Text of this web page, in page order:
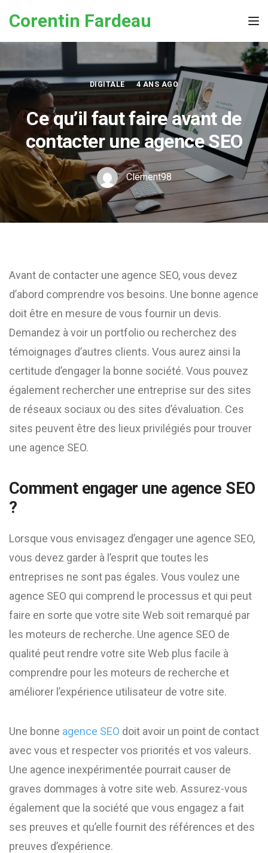
Corentin Fardeau
DIGITALE 4 ANS AGO
Ce qu’il faut faire avant de
contacter une agence SEO
Clement98
Avant de contacter une agence SEO, vous devez
d’abord comprendre vos besoins. Une bonne agence
doit être en mesure de vous fournir un devis.
Demandez à voir un portfolio ou recherchez des
témoignages d’autres clients. Vous aurez ainsi la
certitude d’engager la bonne société. Vous pouvez
également rechercher une entreprise sur des sites
de réseaux sociaux ou des sites d’évaluation. Ces
sites peuvent être des lieux privilégiés pour trouver
une agence SEO.
Comment engager une agence SEO
?
Lorsque vous envisagez d’engager une agence SEO,
vous devez garder à l’esprit que toutes les
entreprises ne sont pas égales. Vous voulez une
agence SEO qui comprend le processus et qui peut
faire en sorte que votre site Web soit remarqué par
les moteurs de recherche. Une agence SEO de
qualité peut rendre votre site Web plus facile à
comprendre pour les moteurs de recherche et
améliorer l’expérience utilisateur de votre site.
Une bonne agence SEO doit avoir un point de contact
avec vous et respecter vos priorités et vos valeurs.
Une agence inexpérimentée pourrait causer de
graves dommages à votre site web. Assurez-vous
également que la société que vous engagez a fait
ses preuves et qu’elle fournit des références et des
preuves d’expérience.